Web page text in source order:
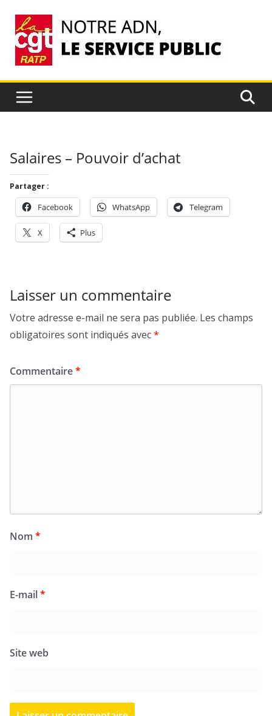
contenu
Salaires – Pouvoir d’achat
Partager :
Facebook WhatsApp Telegram
X Plus
Laisser un commentaire
Votre adresse e-mail ne sera pas publiée. Les champs
obligatoires sont indiqués avec*
Commentaire*
Nom *
E-mail*
Site web